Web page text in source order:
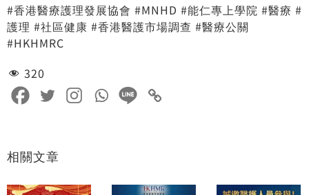
#香港醫療護理發展協會 #MNHD #能仁專上學院 #醫療 #
護理 #社區健康 #香港醫護市場調查 #醫療公關
#HKHMRC
320
相關文章